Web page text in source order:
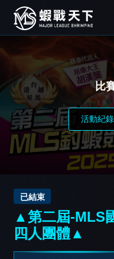
比
活動紀錄
已結束
▲第二屆-MLS
四人團體▲